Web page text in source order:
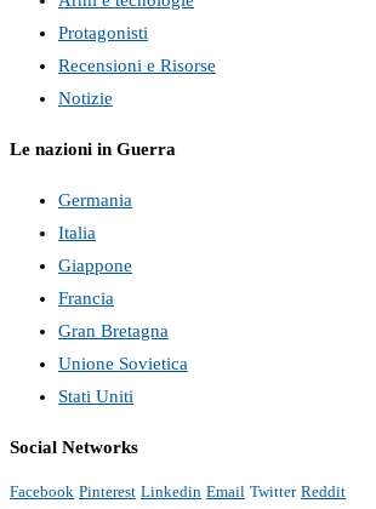
Protagonisti
Recensioni e Risorse
Notizie
Le nazioni in Guerra
Germania
Italia
Giappone
Francia
Gran Bretagna
Unione Sovietica
Stati Uniti
Social Networks
Facebook Pinterest Linkedin Email Twitter Reddit